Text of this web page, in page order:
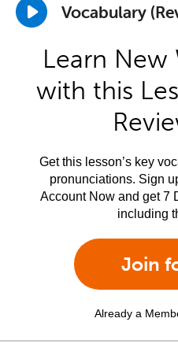
Vocabulary
Learn New
with this
Get this lesson’s key
pronunciations. Sign
Account Now and get 7
including
Join
Already a